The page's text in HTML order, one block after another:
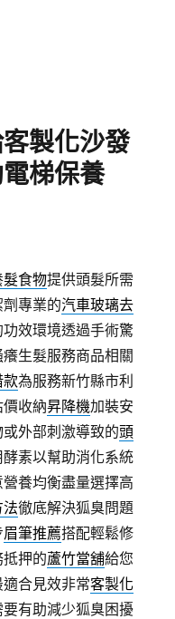
製化沙發
梯保養
髮食物提供頭髮所需
專業的汽車玻璃去
效環境透過手術驚
生髮服務商品相關
款為服務新竹縣市利
價收納昇降機加裝安
外部刺激導致的頭
素以幫助消化系統
養均衡盡量選擇高
法徹底解決狐臭問題
眉筆推薦搭配輕鬆修
押的蘆竹當舖給您
合見效非常客製化
有助減少狐臭困擾